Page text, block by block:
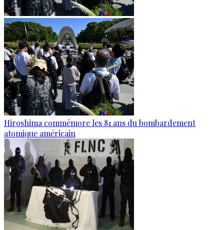
Hiroshima commémore les 81 ans du bombardement
atomique américain